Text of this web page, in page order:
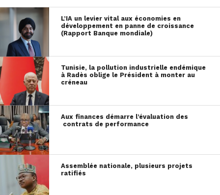
L’IA un levier vital aux économies en
développement en panne de croissance
(Rapport Banque mondiale)
Tunisie, la pollution industrielle endémique
à Radès oblige le Président à monter au
créneau
Aux finances démarre l’évaluation des
contrats de performance
Assemblée nationale, plusieurs projets
ratifiés